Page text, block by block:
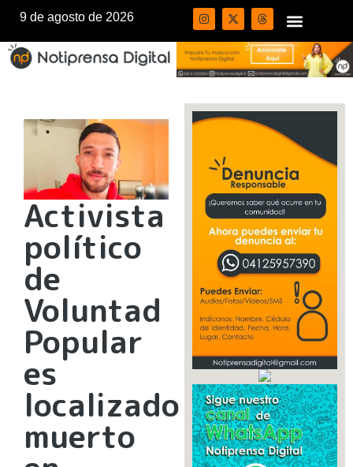
9 de agosto de 2026
Activista
político
de
Voluntad
Popular
es
localizado
muerto